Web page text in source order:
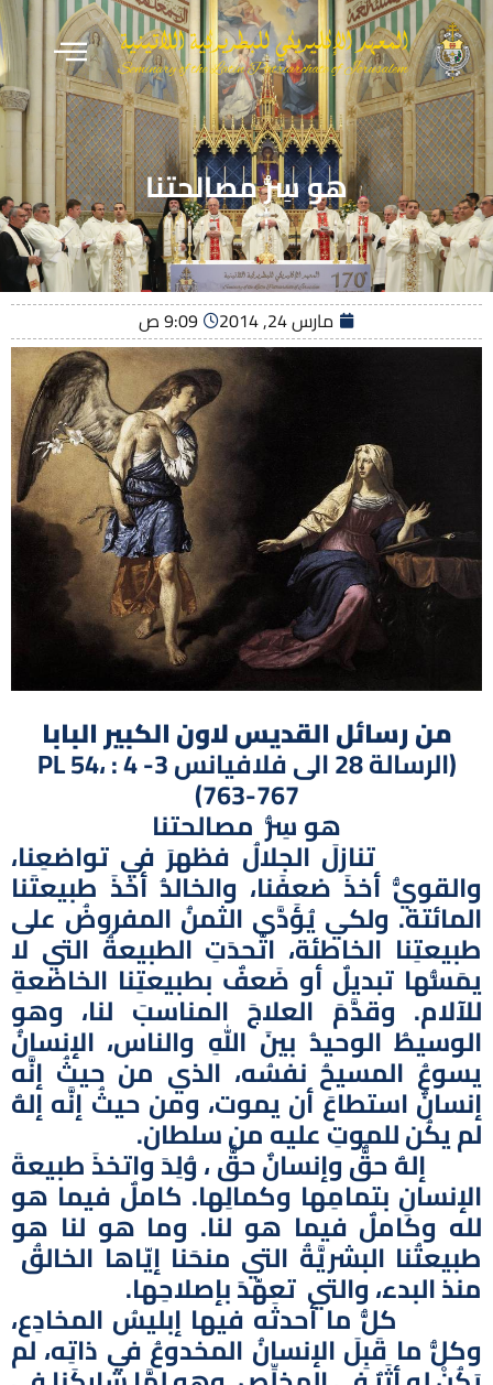
هو سِرُّ مصالحتنا
مارس 24, 2014 9:09 ص
من رسائل القديس لاون الكبير البابا
(الرسالة 28 الى فلافيانس 3- 4 : PL 54،
763-767)
هو سِرُّ مصالحتنا
تنازلَ الجلالُ فظهرَ في تواضعِنا،
والقويُّ أخذَ ضعفَنا، والخالدُ أخذَ طبيعتَنا
المائتة. ولكي يُؤَدَّى الثمنُ المفروضُ على
طبيعتِنا الخاطئة، اتَّحدَتِ الطبيعةُ التي لا
يمَسُّها تبديلٌ أو ضَعفٌ بطبيعتِنا الخاضعةِ
للآلام. وقدَّمَ العلاجَ المناسبَ لنا، وهو
الوسيطُ الوحيدُ بينَ اللهِ والناس، الإنسانُ
يسوعُ المسيحُ نفسُه، الذي من حيثُ إنَّه
إنسانٌ استطاعَ أن يموت، ومن حيثُ إنَّه إلهٌ
لم يكُن للموتِ عليه من سلطان.
إلهٌ حقٌّ وإنسانٌ حقٌّ ، وُلِدَ واتخذَ طبيعةَ
الإنسانِ بتمامِها وكمالِها. كاملٌ فيما هو
لله وكاملٌ فيما هو لنا. وما هو لنا هو
طبيعتُنا البشريَّةُ التي منحَنا إيّاها الخالقُ
منذ البدء، والتي تعهّدَ بإصلاحِها.
كلُّ ما أحدثَه فيها إبليسُ المخادِع،
وكلُّ ما قَبِلَ الإنسانُ المخدوعُ في ذاتِه، لم